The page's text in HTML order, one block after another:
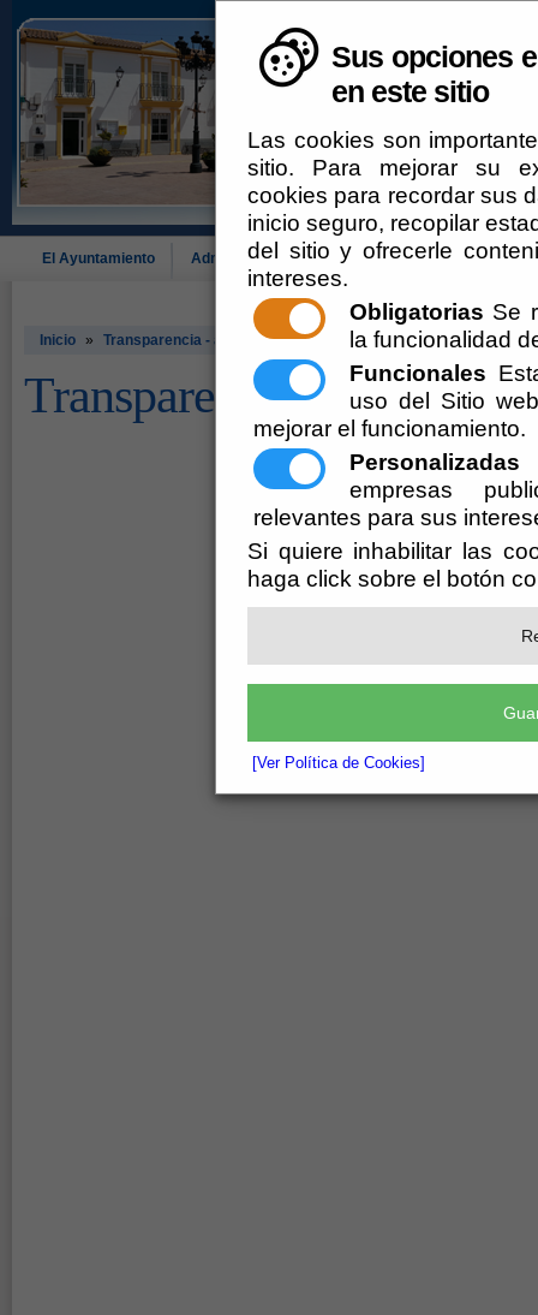
Sus opciones
en este sitio
Las cookies son
sitio. Para mejorar su
cookies para recordar sus
inicio seguro, recopilar
del sitio y ofrecerle
intereses.
Obligatorias Se
la funcionalidad
Funcionales
uso del Sitio
mejorar el funcionamiento.
Personalizadas
empresas
relevantes para sus
Si quiere inhabilitar las
haga click sobre el botón
[Ver Política de Cookies]
El Ayuntamiento Administración-e Que Hacer Cuando
Inicio » Transparencia - alcontar
Transparencia - alcontar